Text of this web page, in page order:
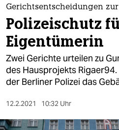
themen
politik
öko
gesellschaft
sport
Gerichtsentscheidungen
Polizeischutz
Eigentümerin
Zwei Gerichte urteilen zu
des Hausprojekts
der Berliner Polizei das
12.2.2021 10:32 Uhr